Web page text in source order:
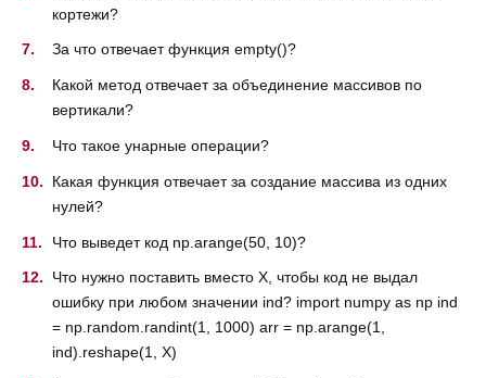
кортежи?
За что отвечает функция empty()?
Какой метод отвечает за объединение массивов по
вертикали?
Что такое унарные операции?
Какая функция отвечает за создание массива из одних
нулей?
Что выведет код np.arange(50, 10)?
Что нужно поставить вместо X, чтобы код не выдал
ошибку при любом значении ind? import numpy as np ind
= np.random.randint(1, 1000) arr = np.arange(1,
ind).reshape(1, X)